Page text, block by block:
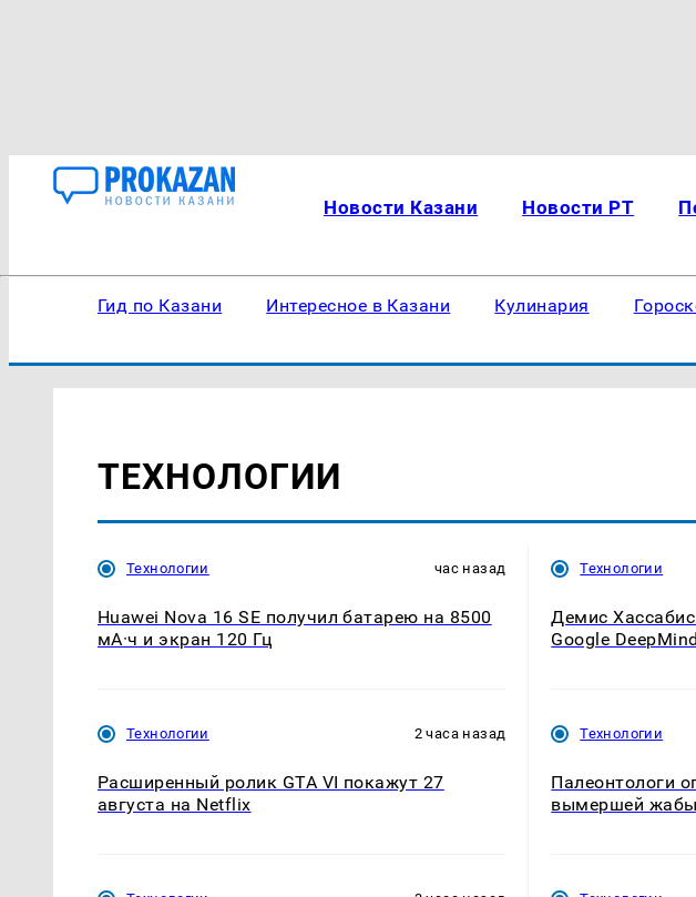
Новости Казани Новости РТ
Гид по Казани Интересное в Казани Кулинария
ТЕХНОЛОГИИ
Технологии час назад
Huawei Nova 16 SE получил батарею на 8500
мА·ч и экран 120 Гц
Технологии 2 часа назад
Расширенный ролик GTA VI покажут 27
августа на Netflix
Технологии
Демис
Google DeepMind
Технологии
Палеонтологи
вымершей